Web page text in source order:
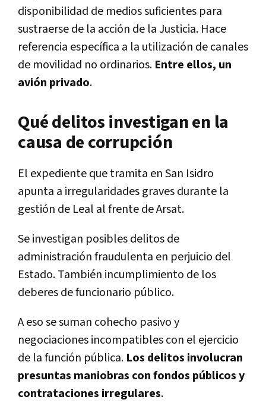
disponibilidad de medios suficientes para
sustraerse de la acción de la Justicia. Hace
referencia específica a la utilización de canales
de movilidad no ordinarios. Entre ellos, un
avión privado.
Qué delitos investigan en la
causa de corrupción
El expediente que tramita en San Isidro
apunta a irregularidades graves durante la
gestión de Leal al frente de Arsat.
Se investigan posibles delitos de
administración fraudulenta en perjuicio del
Estado. También incumplimiento de los
deberes de funcionario público.
A eso se suman cohecho pasivo y
negociaciones incompatibles con el ejercicio
de la función pública. Los delitos involucran
presuntas maniobras con fondos públicos y
contrataciones irregulares.